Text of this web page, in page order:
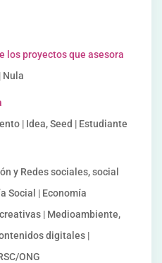
los proyectos que asesora
Nula
| Idea, Seed | Estudiante
y Redes sociales, social
Social | Economía
| Medioambiente,
digitales |
ONG